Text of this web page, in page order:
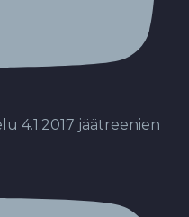
4.1.2017 jäätreenien